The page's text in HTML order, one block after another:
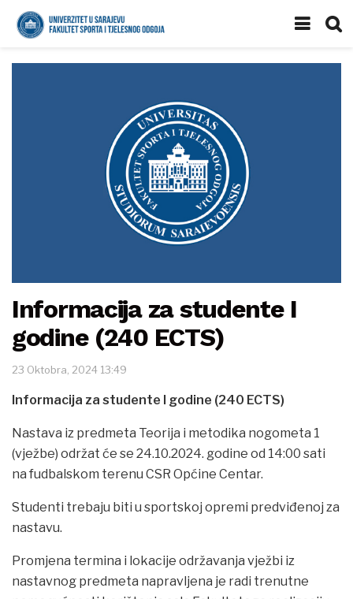
Informacija za studente I
godine (240 ECTS)
23 Oktobra, 2024 13:49
Informacija za studente I godine (240 ECTS)
Nastava iz predmeta Teorija i metodika nogometa 1
(vježbe) održat će se 24.10.2024. godine od 14:00 sati
na fudbalskom terenu CSR Općine Centar.
Studenti trebaju biti u sportskoj opremi predviđenoj za
nastavu.
Promjena termina i lokacije održavanja vježbi iz
nastavnog predmeta napravljena je radi trenutne